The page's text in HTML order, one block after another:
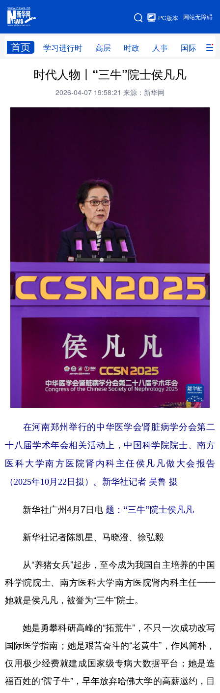
网站无障碍
PC版本
首页 学习进行时 高层 时政 人事 国际 财
网站地图
学习进行时 高层 时政 人事
财经 网评
中央文件
人居
乡村振兴 银龄
城市 旅游 能源
彩票 娱乐 时尚 悦读
公益 一带一路 亚太网 上市公司
天津 河北
江苏
浙江 安徽 福建 江西
山东 河南 湖北 湖南
广东 广西 海南 重庆
四川 贵州 云南
陕西 甘肃 青海 宁夏
多语种频道
English Español Français عربى
Русский язык 日本語
Deutsch Português
时代人物丨“三牛”院士侯凡凡
2026-04-07 19:58:21 来源：新华网
在河南郑州举行的中华医学会肾脏病学分会第二
十八届学术年会相关活动上，中国科学院院士、南方
医科大学南方医院肾内科主任侯凡凡做大会报告
（2025年10月22日摄）。新华社记者 吴鲁 摄
新华社广州4月7日电 题：“三牛”院士侯凡凡
新华社记者陈凯星、马晓澄、徐弘毅
从“养猪女兵”起步，至今成为我国自主培养的中国
科学院院士、南方医科大学南方医院肾内科主任——
她就是侯凡凡，被誉为“三牛”院士。
她是勇攀科研高峰的“拓荒牛”，不只一次成功改写
国际医学指南；她是艰苦奋斗的“老黄牛”，作风简朴，
仅用极少经费就建成国家级专病大数据平台；她是造
福百姓的“孺子牛”，早年放弃哈佛大学的高薪邀约，目